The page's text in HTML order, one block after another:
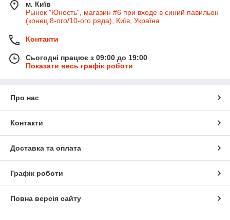
м. Київ
Рынок "Юность", магазин #6 при входе в синий павильон
(конец 8-ого/10-ого ряда), Київ, Україна
Контакти
Сьогодні працює з 09:00 до 19:00
Показати весь графік роботи
Про нас
Контакти
Доставка та оплата
Графік роботи
Повна версія сайту